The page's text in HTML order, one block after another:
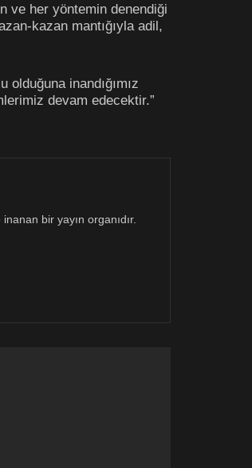
ve her yöntemin denendiği
kazan mantığıyla adil,
inandığımız
devam edecektir.”
bir yayın organıdır.